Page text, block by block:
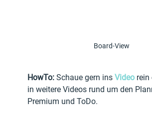
Board-View
HowTo: Schaue gern ins Video rein
in weitere Videos rund um den
Premium und ToDo.